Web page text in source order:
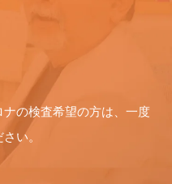
の検査希望の方は、一度
い。